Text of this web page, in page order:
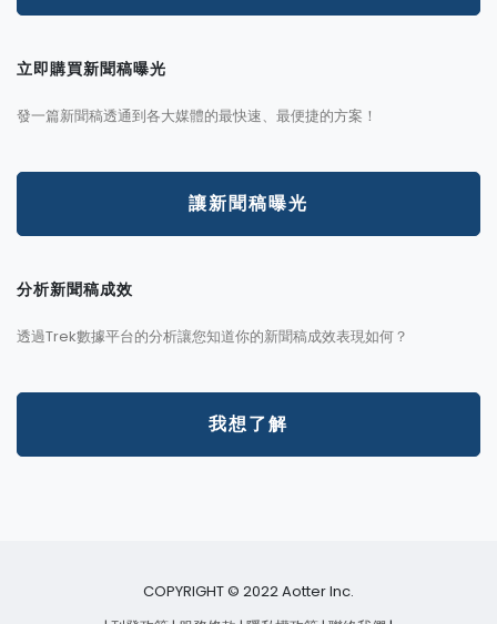
立即購買新聞稿曝光
發一篇新聞稿透通到各大媒體的最快速、最便捷的方案！
讓新聞稿曝光
分析新聞稿成效
透過Trek數據平台的分析讓您知道你的新聞稿成效表現如何？
我想了解
COPYRIGHT © 2022 Aotter Inc.